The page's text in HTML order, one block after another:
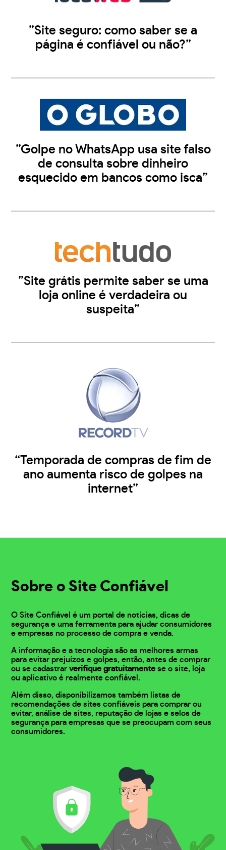
”Site seguro: como saber se a
página é confiável ou não?”
”Golpe no WhatsApp usa site falso
de consulta sobre dinheiro
esquecido em bancos como isca”
”Site grátis permite saber se uma
loja online é verdadeira ou
suspeita”
“Temporada de compras de fim de
ano aumenta risco de golpes na
internet”
Sobre o Site Confiável
O Site Confiável é um portal de notícias, dicas de
segurança e uma ferramenta para ajudar consumidores
e empresas no processo de compra e venda.
A informação e a tecnologia são as melhores armas
para evitar prejuízos e golpes, então, antes de comprar
ou se cadastrarverifique gratuitamente se o site, loja
ou aplicativo é realmente confiável.
Além disso, disponibilizamos também listas de
recomendações de sites confiáveis para comprar ou
evitar, análise de sites, reputação de lojas e selos de
segurança para empresas que se preocupam com seus
consumidores.